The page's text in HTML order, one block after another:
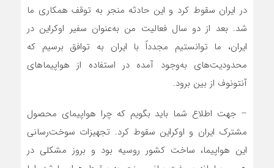
در ایران سقوط کرد و این حادثه منجر به توقف همکاری ما
شد. بعد از دو سال فعالیت من به‌عنوان سفیر اوکراین در
ایران، ما توانستیم مجدداً با ایران به توافق برسیم که
محدودیت‌های به‌وجود آمده در استفاده از هواپیما‌های
آنتونوف از بین برود.
– جهت اطلاع شما باید بگویم که چرا هواپیمای محصول
مشترک ایران و اوکراین سقوط کرد. تجهیزات سوخت‌رسانی
این هواپیما، ساخت کشور روسیه بود و بروز مشکلی در